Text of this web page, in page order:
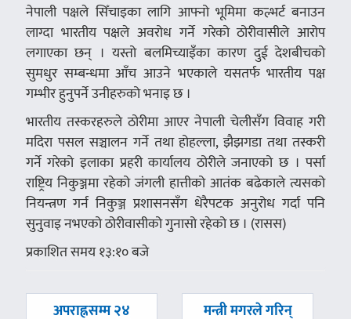
नेपाली पक्षले सिँचाइका लागि आफ्नो भूमिमा कल्भर्ट बनाउन
लाग्दा भारतीय पक्षले अवरोध गर्ने गरेको ठोरीवासीले आरोप
लगाएका छन् । यस्तो बलमिच्याइँका कारण दुई देशबीचको
सुमधुर सम्बन्धमा आँच आउने भएकाले यसतर्फ भारतीय पक्ष
गम्भीर हुनुपर्ने उनीहरुको भनाइ छ ।
भारतीय तस्करहरुले ठोरीमा आएर नेपाली चेलीसँग विवाह गरी
मदिरा पसल सञ्चालन गर्ने तथा होहल्ला, झैझगडा तथा तस्करी
गर्ने गरेको इलाका प्रहरी कार्यालय ठोरीले जनाएको छ । पर्सा
राष्ट्रिय निकुञ्जमा रहेको जंगली हात्तीको आतंक बढेकाले त्यसको
नियन्त्रण गर्न निकुञ्ज प्रशासनसँग धेरैपटक अनुरोध गर्दा पनि
सुनुवाइ नभएको ठोरीवासीको गुनासो रहेको छ । (रासस)
प्रकाशित समय १३:१० बजे
पछिल्लाे
अपराह्नसम्म २४
अघिल्लाे
मन्त्री मगरले गरिन्